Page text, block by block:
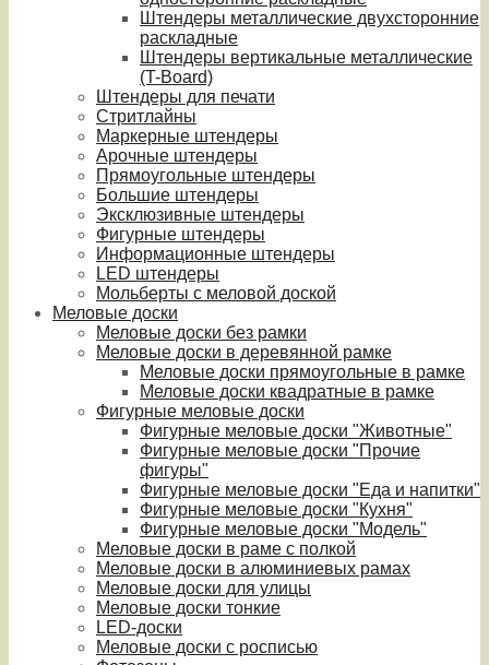
Штендеры металлические двухсторонние
раскладные
Штендеры вертикальные металлические
(T-Board)
Штендеры для печати
Стритлайны
Маркерные штендеры
Арочные штендеры
Прямоугольные штендеры
Большие штендеры
Эксклюзивные штендеры
Фигурные штендеры
Информационные штендеры
LED штендеры
Мольберты с меловой доской
Меловые доски
Меловые доски без рамки
Меловые доски в деревянной рамке
Меловые доски прямоугольные в рамке
Меловые доски квадратные в рамке
Фигурные меловые доски
Фигурные меловые доски "Животные"
Фигурные меловые доски "Прочие
фигуры"
Фигурные меловые доски "Еда и напитки"
Фигурные меловые доски "Кухня"
Фигурные меловые доски "Модель"
Меловые доски в раме с полкой
Меловые доски в алюминиевых рамах
Меловые доски для улицы
Меловые доски тонкие
LED-доски
Меловые доски с росписью